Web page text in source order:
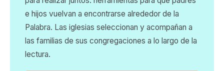
e hijos vuelvan a encontrarse alrededor de la
Palabra. Las iglesias seleccionan y acompañan a
las familias de sus congregaciones a lo largo de la
lectura.